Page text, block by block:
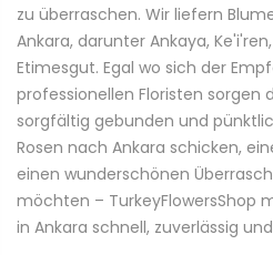
zu überraschen. Wir liefern
Ankara, darunter Ankaya,
Etimesgut. Egal wo sich der
professionellen Floristen sorgen
sorgfältig gebunden und
Rosen nach Ankara schicken,
einen wunderschönen
möchten – TurkeyFlowersShop
in Ankara schnell, zuverlässig